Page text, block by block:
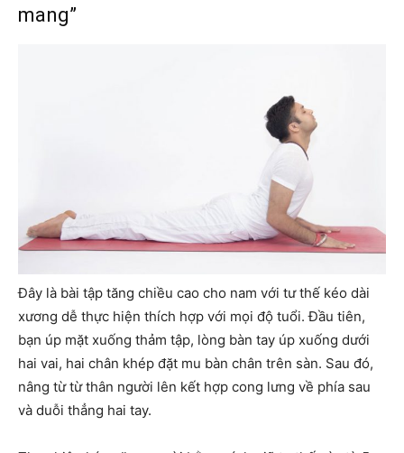
mang”
Đây là bài tập tăng chiều cao cho nam với tư thế kéo dài
xương dễ thực hiện thích hợp với mọi độ tuổi. Đầu tiên,
bạn úp mặt xuống thảm tập, lòng bàn tay úp xuống dưới
hai vai, hai chân khép đặt mu bàn chân trên sàn. Sau đó,
nâng từ từ thân người lên kết hợp cong lưng về phía sau
và duỗi thẳng hai tay.